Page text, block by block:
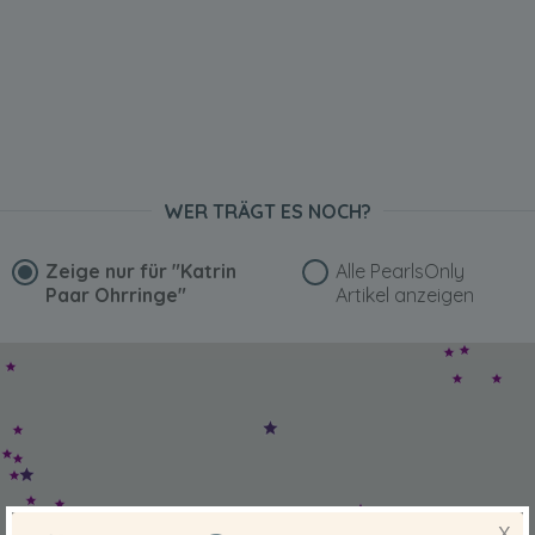
WER TRÄGT ES NOCH?
Zeige nur für "Katrin
Paar Ohrringe"
Alle PearlsOnly
Artikel anzeigen